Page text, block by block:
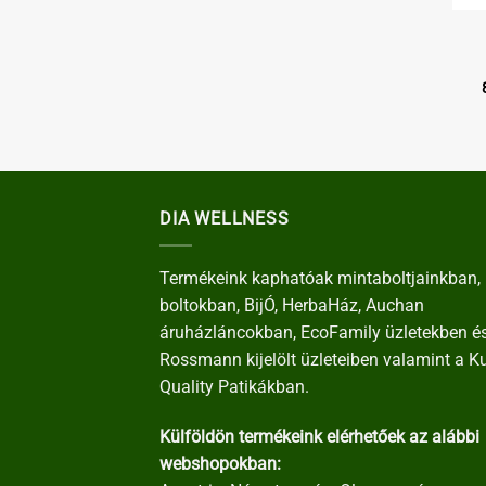
DIA WELLNESS
Termékeink kaphatóak mintaboltjainkban,
boltokban, BijÓ, HerbaHáz, Auchan
áruházláncokban, EcoFamily üzletekben
Rossmann kijelölt üzleteiben valamint a
Quality Patikákban.
Külföldön termékeink elérhetőek az alábbi
webshopokban: